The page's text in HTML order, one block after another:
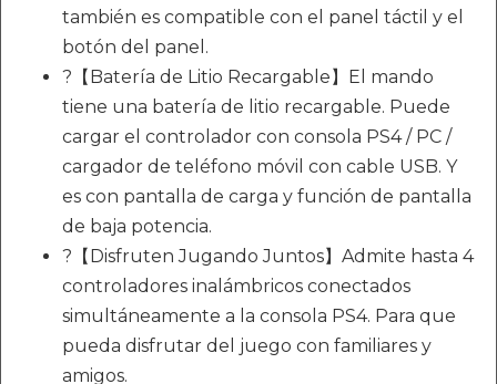
también es compatible con el panel táctil y el
botón del panel.
?【Batería de Litio Recargable】El mando
tiene una batería de litio recargable. Puede
cargar el controlador con consola PS4 / PC /
cargador de teléfono móvil con cable USB. Y
es con pantalla de carga y función de pantalla
de baja potencia.
?【Disfruten Jugando Juntos】Admite hasta 4
controladores inalámbricos conectados
simultáneamente a la consola PS4. Para que
pueda disfrutar del juego con familiares y
amigos.